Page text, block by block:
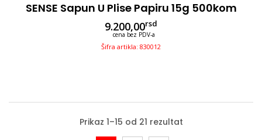
SENSE Sapun U Plise Papiru 15g 500kom
9.200,00rsd
cena bez PDV-a
Šifra artikla: 830012
Prikaz 1–15 od 21 rezultat